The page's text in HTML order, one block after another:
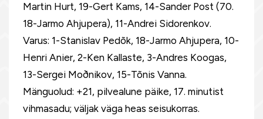
Martin Hurt, 19-Gert Kams, 14-Sander Post (70.
18-Jarmo Ahjupera), 11-Andrei Sidorenkov.
Varus: 1-Stanislav Pedõk, 18-Jarmo Ahjupera, 10-
Henri Anier, 2-Ken Kallaste, 3-Andres Koogas,
13-Sergei Moðnikov, 15-Tõnis Vanna.
Mänguolud: +21, pilvealune päike, 17. minutist
vihmasadu; väljak väga heas seisukorras.